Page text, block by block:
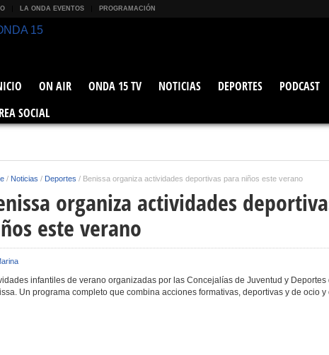
LA ONDA EVENTOS PROGRAMACIÓN
ON AIR ONDA 15 TV NOTICIAS DEPORTES PODCAST
SOCIAL
/ Noticias / Deportes / Benissa organiza actividades deportivas para niños este verano
organiza actividades
este verano
infantiles de verano organizadas por las Concejalías de Juventud y Deportes
Un programa completo que combina acciones formativas, deportivas y de ocio